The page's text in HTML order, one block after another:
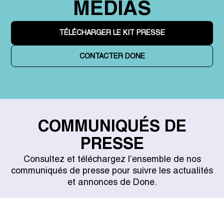
MÉDIAS
TÉLÉCHARGER LE KIT PRESSE
CONTACTER DONE
COMMUNIQUÉS DE
PRESSE
Consultez et téléchargez l’ensemble de nos
communiqués de presse pour suivre les actualités
et annonces de Done.